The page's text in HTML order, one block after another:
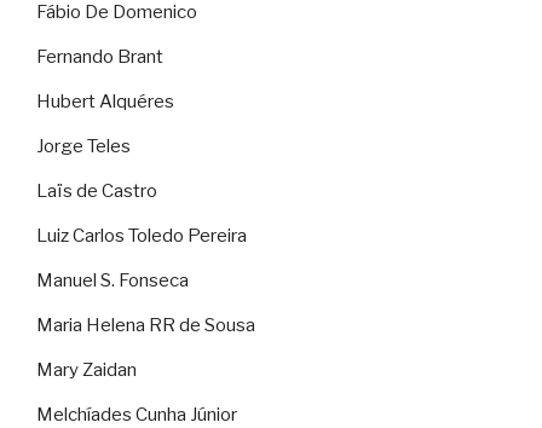
Fábio De Domenico
Fernando Brant
Hubert Alquéres
Jorge Teles
Laïs de Castro
Luiz Carlos Toledo Pereira
Manuel S. Fonseca
Maria Helena RR de Sousa
Mary Zaidan
Melchíades Cunha Júnior